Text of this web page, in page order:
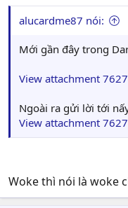
alucardme87 nói:
Mới gần đây trong
View attachment
Ngoài ra gửi lời tới
View attachment
Woke thì nói là woke